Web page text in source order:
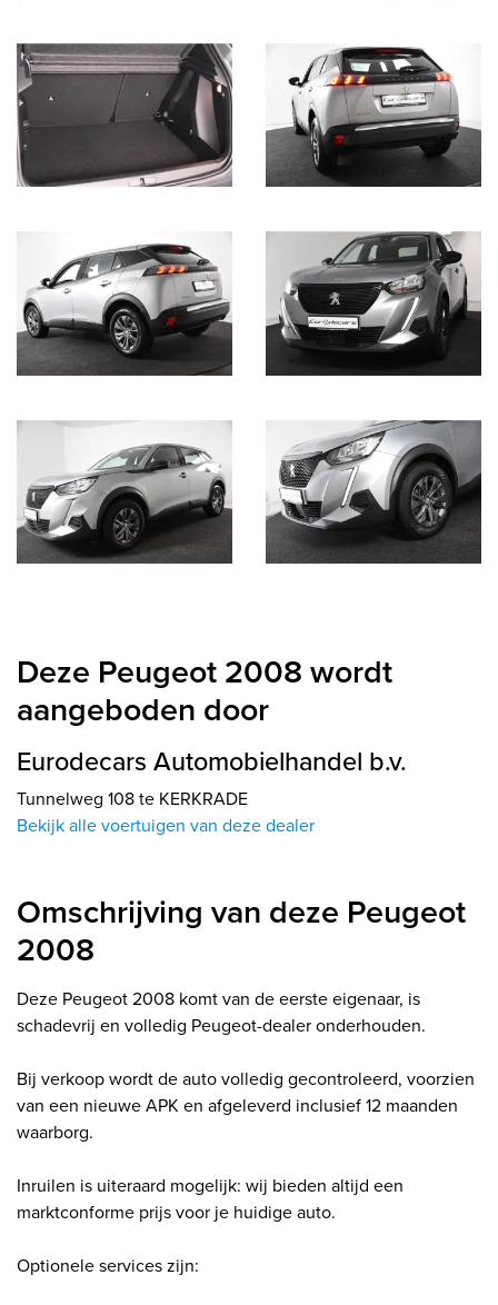
Deze Peugeot 2008 wordt
aangeboden door
Eurodecars Automobielhandel b.v.
Tunnelweg 108 te KERKRADE
Bekijk alle voertuigen van deze dealer
Omschrijving van deze Peugeot
2008
Deze Peugeot 2008 komt van de eerste eigenaar, is
schadevrij en volledig Peugeot-dealer onderhouden.
Bij verkoop wordt de auto volledig gecontroleerd, voorzien
van een nieuwe APK en afgeleverd inclusief 12 maanden
waarborg.
Inruilen is uiteraard mogelijk: wij bieden altijd een
marktconforme prijs voor je huidige auto.
Optionele services zijn: